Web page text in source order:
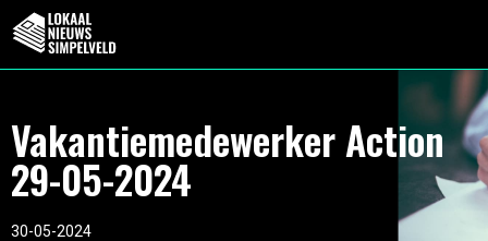
Vakantiemedewerker Action
29-05-2024
30-05-2024